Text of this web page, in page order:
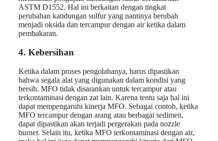
ASTM D1552. Hal ini berkaitan dengan tingkat
perubahan kandungan sulfur yang nantinya berubah
menjadi oksida dan tercampur dengan air ketika dalam
pembakaran.
4. Kebersihan
Ketika dalam proses pengolahanya, harus dipastikan
bahwa segala alat yang digunakan dalam kondisi yang
bersih. MFO tidak disarankan untuk tercampur atau
terkontaminasi dengan zat lain. Karena tentu saja hal ini
dapat mempengaruhi kinerja MFO. Sebagai contoh, ketika
MFO tercampur dengan arang atau berbagai sedimen,
dapat dipastikan akan terjadi pergerakan pada nozzle
burner. Selain itu, ketika MFO terkontaminasi dengan air,